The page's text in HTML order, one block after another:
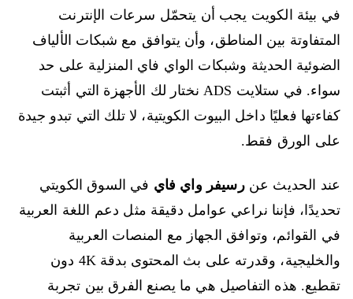
في بيئة الكويت يجب أن يتحمّل سرعات الإنترنت
المتفاوتة بين المناطق، وأن يتوافق مع شبكات الألياف
الضوئية الحديثة وشبكات الواي فاي المنزلية على حد
سواء. في ستلايت ADS نختار لك الأجهزة التي أثبتت
كفاءتها فعليًا داخل البيوت الكويتية، لا تلك التي تبدو جيدة
على الورق فقط.
عند الحديث عنرسيفر واي فاي في السوق الكويتي
تحديدًا، فإننا نراعي عوامل دقيقة مثل دعم اللغة العربية
في القوائم، وتوافق الجهاز مع المنصات العربية
والخليجية، وقدرته على بث المحتوى بدقة 4K دون
تقطيع. هذه التفاصيل هي ما يصنع الفرق بين تجربة